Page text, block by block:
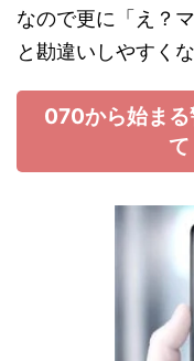
なので更に「え？
と勘違いしやすく
070から始まる